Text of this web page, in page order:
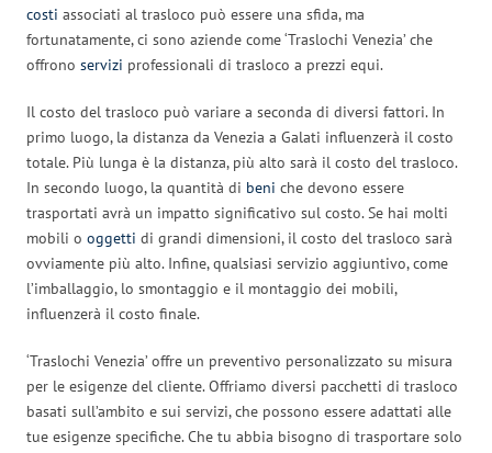
costi associati al trasloco può essere una sfida, ma
fortunatamente, ci sono aziende come ‘Traslochi Venezia’ che
offrono servizi professionali di trasloco a prezzi equi.
Il costo del trasloco può variare a seconda di diversi fattori. In
primo luogo, la distanza da Venezia a Galati influenzerà il costo
totale. Più lunga è la distanza, più alto sarà il costo del trasloco.
In secondo luogo, la quantità di beni che devono essere
trasportati avrà un impatto significativo sul costo. Se hai molti
mobili o oggetti di grandi dimensioni, il costo del trasloco sarà
ovviamente più alto. Infine, qualsiasi servizio aggiuntivo, come
l’imballaggio, lo smontaggio e il montaggio dei mobili,
influenzerà il costo finale.
‘Traslochi Venezia’ offre un preventivo personalizzato su misura
per le esigenze del cliente. Offriamo diversi pacchetti di trasloco
basati sull’ambito e sui servizi, che possono essere adattati alle
tue esigenze specifiche. Che tu abbia bisogno di trasportare solo